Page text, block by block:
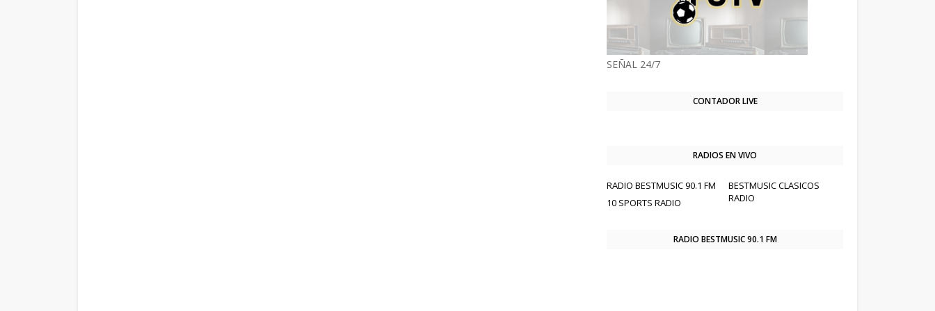
SEÑAL 24/7
CONTADOR LIVE
RADIOS EN VIVO
RADIO BESTMUSIC 90.1 FM
BESTMUSIC CLASICOS
RADIO
10 SPORTS RADIO
RADIO BESTMUSIC 90.1 FM